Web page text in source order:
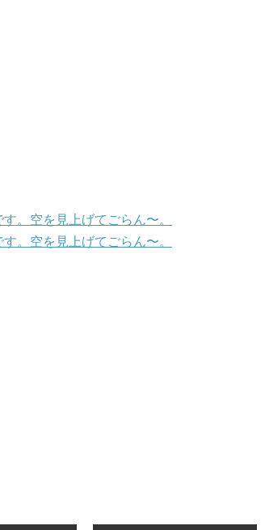
。空を見上げてごらん〜。
。空を見上げてごらん〜。